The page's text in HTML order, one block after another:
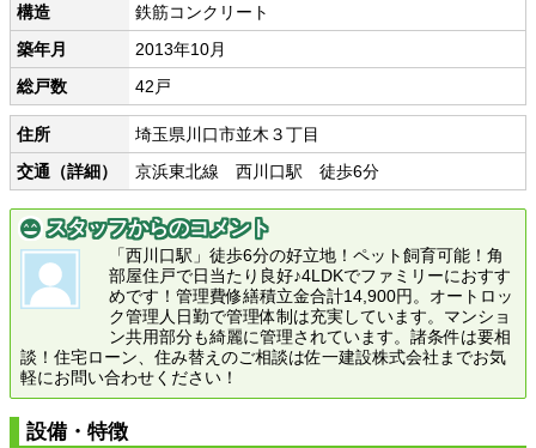
構造
鉄筋コンクリート
築年月
2013年10月
総戸数
42戸
住所
埼玉県川口市並木３丁目
交通（詳細）
京浜東北線 西川口駅 徒歩6分
スタッフからのコメント
「西川口駅」徒歩6分の好立地！ペット飼育可能！角
部屋住戸で日当たり良好♪4LDKでファミリーにおすす
めです！管理費修繕積立金合計14,900円。オートロッ
ク管理人日勤で管理体制は充実しています。マンショ
ン共用部分も綺麗に管理されています。諸条件は要相
談！住宅ローン、住み替えのご相談は佐一建設株式会社までお気
軽にお問い合わせください！
設備・特徴